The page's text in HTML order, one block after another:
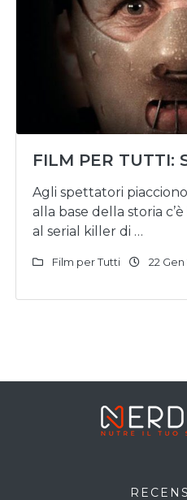
FILM PER TUTTI:
Agli spettatori
alla base della storia c’è
al serial killer di …
Film per Tutti 22 Gen